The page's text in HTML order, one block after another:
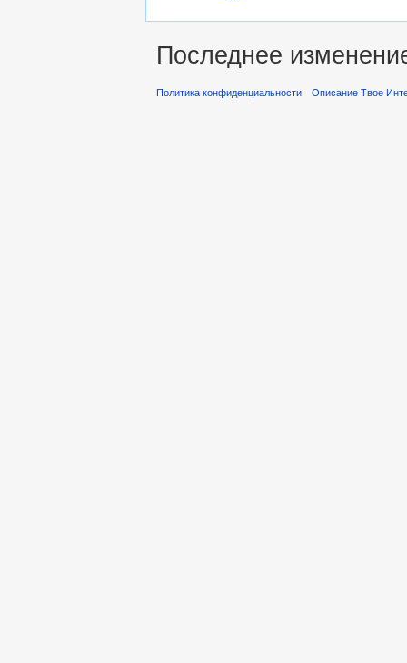
Последнее
Политика конфиденциальности Описание Твое